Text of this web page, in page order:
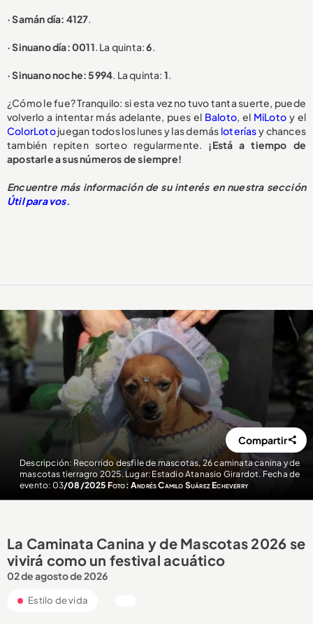
· Samán día: 4127.
· Sinuano día: 0011. La quinta:6.
· Sinuano noche: 5994. La quinta: 1.
¿Cómo le fue? Tranquilo: si esta vez no tuvo tanta suerte, puede
volverlo a intentar más adelante, pues el Baloto, el MiLoto y el
ColorLotojuegan todos los lunes y las demás loteríasy chances
también repiten sorteo regularmente. ¡Está a tiempo de
apostarle a sus números de siempre!
Encuentre más información de su interés en nuestra sección
Útil para vos.
Descripción: Recorrido desfile de mascotas, 26 caminata canina y de
mascotas tierragro 2025. Lugar: Estadio Atanasio Girardot. Fecha de
evento: 03/08/2025 Foto: Andrés Camilo Suárez Echeverry
Compartir
La Caminata Canina y de Mascotas 2026 se
vivirá como un festival acuático
02 de agosto de 2026
Estilo de vida